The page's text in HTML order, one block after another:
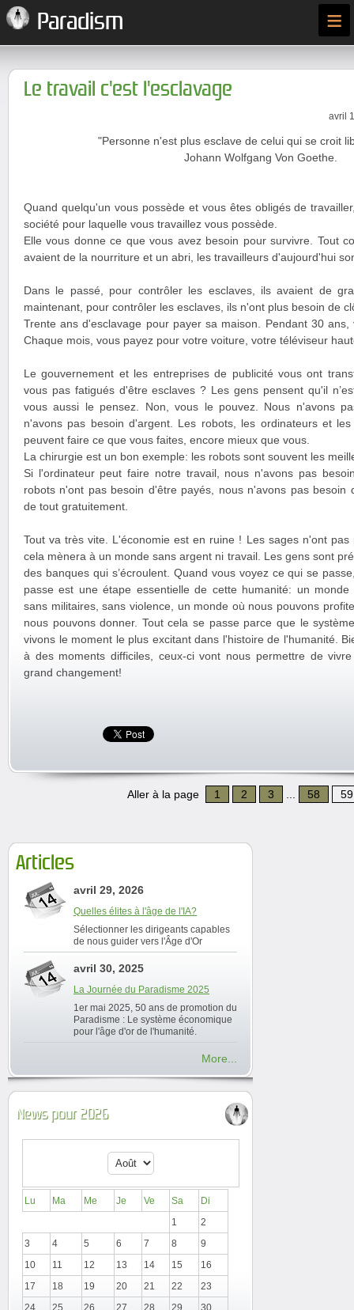
Paradism ≡
Le travail c'est l'esclavage
avril
"Personne n'est plus esclave de celui qui se croit
Johann Wolfgang Von Goethe.
Quand quelqu'un vous possède et vous êtes obligés de
société pour laquelle vous travaillez vous possède.
Elle vous donne ce que vous avez besoin pour survivre. Tout
avaient de la nourriture et un abri, les travailleurs d'aujourd'hui
Dans le passé, pour contrôler les esclaves, ils avaient de
maintenant, pour contrôler les esclaves, ils n'ont plus besoin de
Trente ans d'esclavage pour payer sa maison. Pendant 30
Chaque mois, vous payez pour votre voiture, votre téléviseur
Le gouvernement et les entreprises de publicité vous ont
vous pas fatigués d'être esclaves ? Les gens pensent qu'il
vous aussi le pensez. Non, vous le pouvez. Nous n'avons
n'avons pas besoin d'argent. Les robots, les ordinateurs et les
peuvent faire ce que vous faites, encore mieux que vous.
La chirurgie est un bon exemple: les robots sont souvent les
Si l'ordinateur peut faire notre travail, nous n'avons pas
robots n'ont pas besoin d'être payés, nous n'avons pas besoin
de tout gratuitement.
Tout va très vite. L'économie est en ruine ! Les sages n'ont
cela mènera à un monde sans argent ni travail. Les gens sont
des banques qui s’écroulent. Quand vous voyez ce qui se
passe est une étape essentielle de cette humanité: un
sans militaires, sans violence, un monde où nous pouvons
nous pouvons donner. Tout cela se passe parce que le
vivons le moment le plus excitant dans l'histoire de l'humanité.
à des moments difficiles, ceux-ci vont nous permettre de
grand changement!
Aller à la page 1 2 3 58 59
Articles
avril 29, 2026
Quelles élites à l'âge de l'IA?
Sélectionner les dirigeants capables
de nous guider vers l'Âge d'Or
avril 30, 2025
La Journée du Paradisme 2025
1er mai 2025, 50 ans de promotion du
Paradisme : Le système économique
pour l'âge d'or de l'humanité.
More...
News pour 2026
Lu Ma Me Je Ve Sa
Di
1
2
3
4 5 6 7 8
9
10
11 12 13 14 15
16
17
18 19 20 21 22
23
24
25 26 27 28 29
30